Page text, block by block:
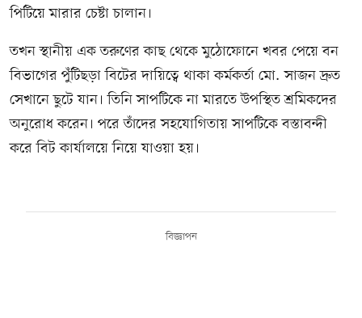
পিটিয়ে মারার চেষ্টা চালান।
তখন স্থানীয় এক তরুণের কাছ থেকে মুঠোফোনে খবর পেয়ে বন
বিভাগের পুঁটিছড়া বিটের দায়িত্বে থাকা কর্মকর্তা মো. সাজন দ্রুত
সেখানে ছুটে যান। তিনি সাপটিকে না মারতে উপস্থিত শ্রমিকদের
অনুরোধ করেন। পরে তাঁদের সহযোগিতায় সাপটিকে বস্তাবন্দী
করে বিট কার্যালয়ে নিয়ে যাওয়া হয়।
বিজ্ঞাপন